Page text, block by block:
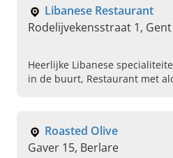
Libanese Restaurant
Rodelijvekensstraat 1, Gent
Heerlijke Libanese
in de buurt, Restaurant met
Roasted Olive
Gaver 15, Berlare